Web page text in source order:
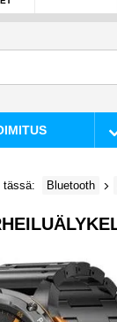
tässä: Bluetooth